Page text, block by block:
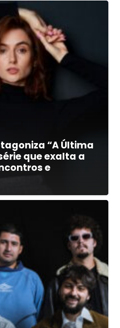
“A Última
que exalta a
e